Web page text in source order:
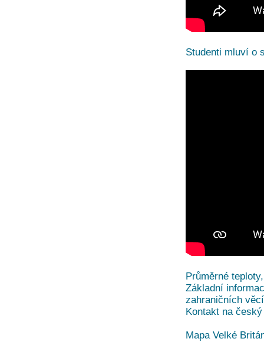
Studenti mluví o
Průměrné
Základní
zahraničních
Kontakt na
Mapa Velké